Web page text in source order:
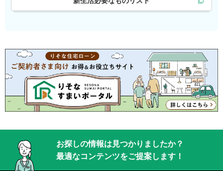
お探しの情報は見つかりましたか？
最適なコンテンツをご提案します！